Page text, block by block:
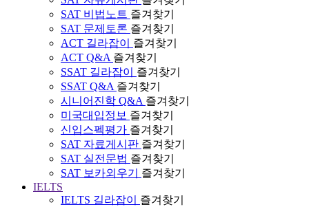
SAT 비법노트 즐겨찾기
SAT 문제토론 즐겨찾기
ACT 길라잡이
즐겨찾기
ACT Q&A 즐겨찾기
SSAT 길라잡이
즐겨찾기
SSAT Q&A 즐겨찾기
시니어진학 Q&A 즐겨찾기
미국대입정보 즐겨찾기
신입스펙평가 즐겨찾기
SAT 자료게시판 즐겨찾기
SAT 실전문법 즐겨찾기
SAT 보카외우기
즐겨찾기
IELTS
IELTS 길라잡이
즐겨찾기